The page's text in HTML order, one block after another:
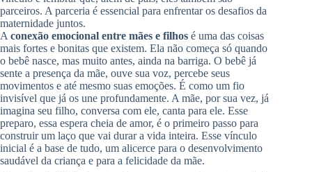
parceiros. A parceria é essencial para enfrentar os desafios da
maternidade juntos.
A conexão emocional entre mães e filhos é uma das coisas
mais fortes e bonitas que existem. Ela não começa só quando
o bebê nasce, mas muito antes, ainda na barriga. O bebê já
sente a presença da mãe, ouve sua voz, percebe seus
movimentos e até mesmo suas emoções. É como um fio
invisível que já os une profundamente. A mãe, por sua vez, já
imagina seu filho, conversa com ele, canta para ele. Esse
preparo, essa espera cheia de amor, é o primeiro passo para
construir um laço que vai durar a vida inteira. Esse vínculo
inicial é a base de tudo, um alicerce para o desenvolvimento
saudável da criança e para a felicidade da mãe.